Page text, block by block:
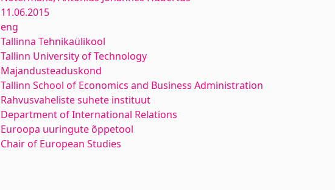
11.06.2015
eng
Tallinna Tehnikaülikool
Tallinn University of Technology
Majandusteaduskond
Tallinn School of Economics and Business Administration
Rahvusvaheliste suhete instituut
Department of International Relations
Euroopa uuringute õppetool
Chair of European Studies